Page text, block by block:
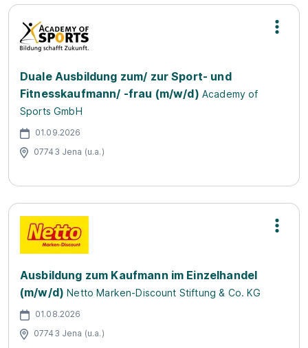
Duale Ausbildung zum/ zur Sport- und
Fitnesskaufmann/ -frau (m/w/d) Academy of
Sports GmbH
01.09.2026
07743 Jena (u.a.)
Ausbildung zum Kaufmann im Einzelhandel
(m/w/d) Netto Marken-Discount Stiftung & Co. KG
01.08.2026
07743 Jena (u.a.)